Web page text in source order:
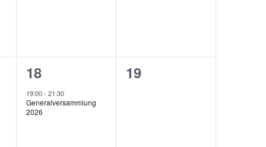
1
Veranstaltung,
18
19:00-21:30
Generalversammlung
2026
0
19